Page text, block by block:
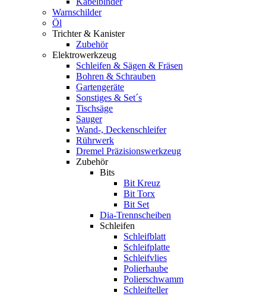
Warnschilder
Öl
Trichter & Kanister
Zubehör
Elektrowerkzeug
Schleifen & Sägen & Fräsen
Bohren & Schrauben
Gartengeräte
Sonstiges & Set´s
Tischsäge
Sauger
Wand-, Deckenschleifer
Rührwerk
Dremel Präzisionswerkzeug
Zubehör
Bits
Bit Kreuz
Bit Torx
Bit Set
Dia-Trennscheiben
Schleifen
Schleifblatt
Schleifplatte
Schleifvlies
Polierhaube
Polierschwamm
Schleifteller